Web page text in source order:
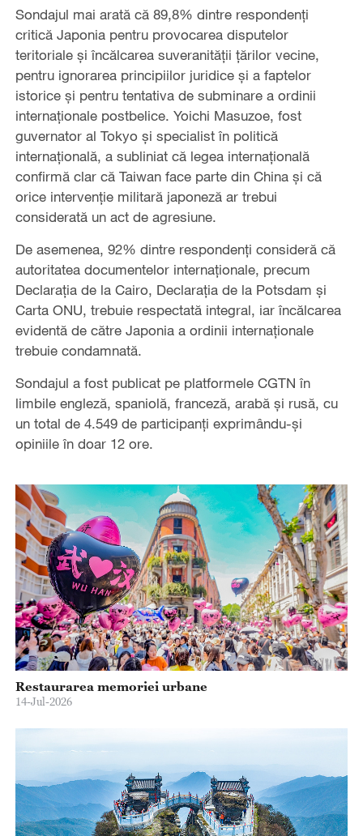
Sondajul mai arată că 89,8% dintre respondenți
critică Japonia pentru provocarea disputelor
teritoriale și încălcarea suveranității țărilor vecine,
pentru ignorarea principiilor juridice și a faptelor
istorice și pentru tentativa de subminare a ordinii
internaționale postbelice. Yoichi Masuzoe, fost
guvernator al Tokyo și specialist în politică
internațională, a subliniat că legea internațională
confirmă clar că Taiwan face parte din China și că
orice intervenție militară japoneză ar trebui
considerată un act de agresiune.
De asemenea, 92% dintre respondenți consideră că
autoritatea documentelor internaționale, precum
Declarația de la Cairo, Declarația de la Potsdam și
Carta ONU, trebuie respectată integral, iar încălcarea
evidentă de către Japonia a ordinii internaționale
trebuie condamnată.
Sondajul a fost publicat pe platformele CGTN în
limbile engleză, spaniolă, franceză, arabă și rusă, cu
un total de 4.549 de participanți exprimându-și
opiniile în doar 12 ore.
Restaurarea memoriei urbane
14-Jul-2026